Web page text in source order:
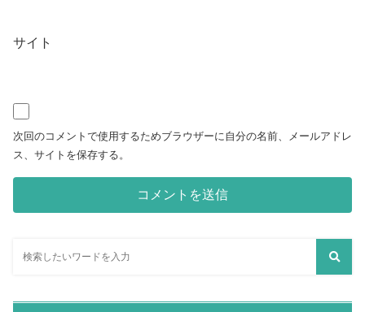
サイト
次回のコメントで使用するためブラウザーに自分の名前、メールアドレ
ス、サイトを保存する。